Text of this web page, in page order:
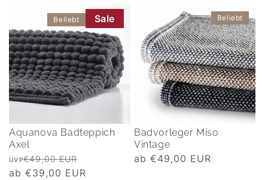
Aquanova Badteppich
Axel
Normaler
Preis
UVP€49,00 EUR
Verkaufspreis
ab €39,00 EUR
Beliebt Sale
Badvorleger Miso
Vintage
Normaler
ab €49,00 EUR
Beliebt